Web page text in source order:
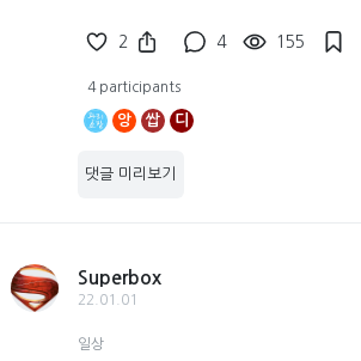
2 4 155
4 participants
앙 쌉 디
댓글 미리보기
Superbox
22.01.01
일상